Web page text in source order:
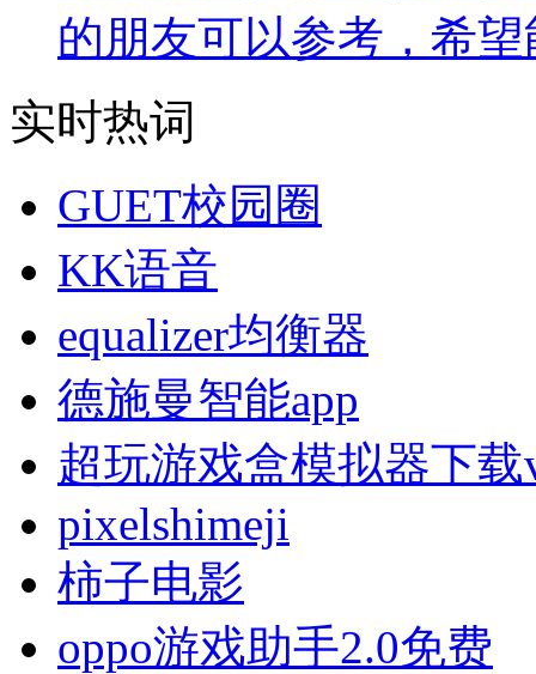
的朋友可以参考，希
实时热词
GUET校园圈
KK语音
equalizer均衡器
德施曼智能app
超玩游戏盒模拟器下载
pixelshimeji
柿子电影
oppo游戏助手2.0免费